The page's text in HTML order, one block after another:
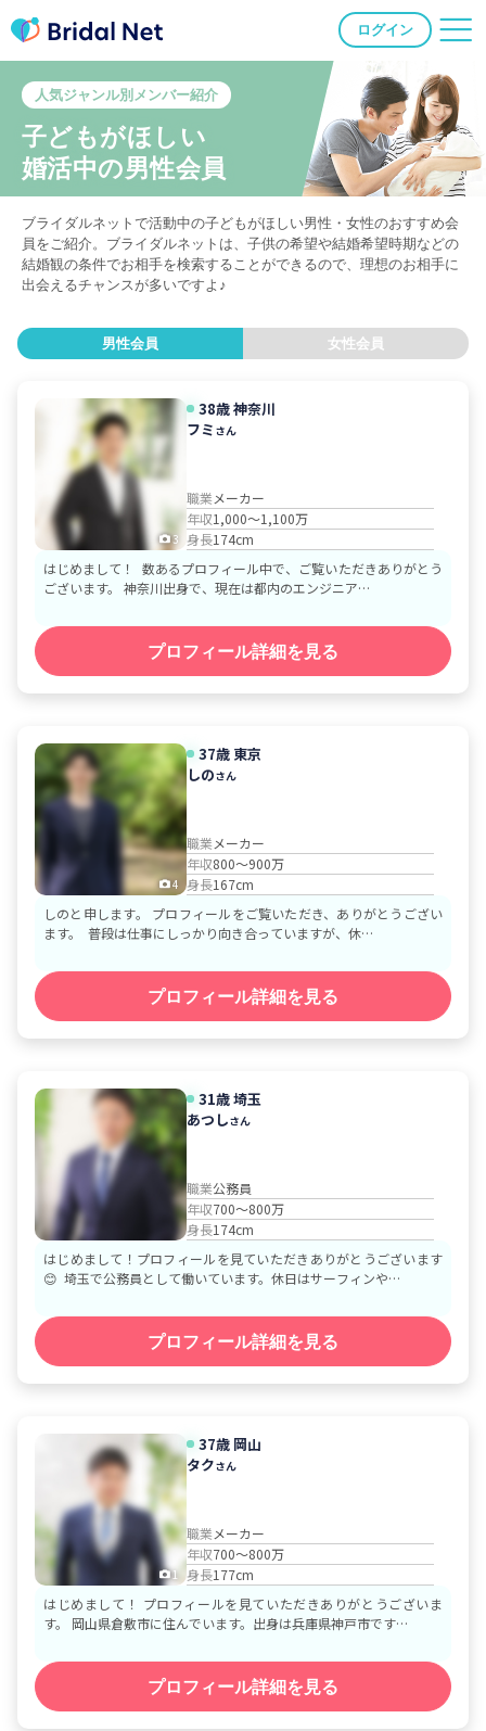
ログイン
人気ジャンル別メンバー紹介
子どもがほしい
婚活中の男性会員
ブライダルネットで活動中の子どもがほしい男性・女性のおすすめ会
員をご紹介。ブライダルネットは、子供の希望や結婚希望時期などの
結婚観の条件でお相手を検索することができるので、理想のお相手に
出会えるチャンスが多いですよ♪
男性会員 女性会員
3
38歳神奈川
フミ さん
職業 メーカー
年収1,000～1,100万
身長174cm
はじめまして！ 数あるプロフィール中で、ご覧いただきありがとう
ございます。 神奈川出身で、現在は都内のエンジニア…
プロフィール詳細を見る
4
37歳 東京
しのさん
職業 メーカー
年収800～900万
身長167cm
しのと申します。 プロフィールをご覧いただき、ありがとうござい
ます。 普段は仕事にしっかり向き合っていますが、休…
プロフィール詳細を見る
31歳埼玉
あつしさん
職業公務員
年収700～800万
身長174cm
はじめまして！プロフィールを見ていただきありがとうございます
😊 埼玉で公務員として働いています。休日はサーフィンや…
プロフィール詳細を見る
1
37歳 岡山
タクさん
職業 メーカー
年収700～800万
身長177cm
はじめまして！ プロフィールを見ていただきありがとうございま
す。 岡山県倉敷市に住んでいます。出身は兵庫県神戸市です…
プロフィール詳細を見る